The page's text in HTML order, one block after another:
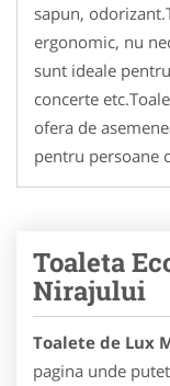
sapun,
ergonomic, nu
sunt ideale
concerte
ofera de
pentru persoane
Toaleta
Nirajului
Toalete de Lux
pagina unde